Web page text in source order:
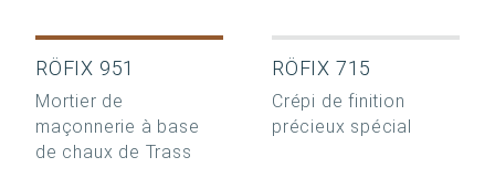
RÖFIX 951
Mortier de
maçonnerie à base
de chaux de Trass
RÖFIX 715
Crépi de finition
précieux spécial